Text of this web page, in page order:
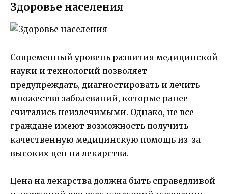
Здоровье населения
Современный уровень развития медицинской
науки и технологий позволяет
предупреждать, диагностировать и лечить
множество заболеваний, которые ранее
считались неизлечимыми. Однако, не все
граждане имеют возможность получить
качественную медицинскую помощь из-за
высоких цен на лекарства.
Цена на лекарства должна быть справедливой